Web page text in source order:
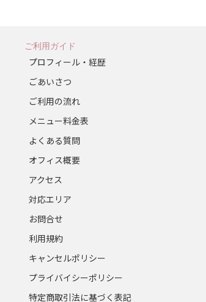
ご利用ガイド
プロフィール・経歴
ごあいさつ
ご利用の流れ
メニュー料金表
よくある質問
オフィス概要
アクセス
対応エリア
お問合せ
利用規約
キャンセルポリシー
プライバイシーポリシー
特定商取引法に基づく表記